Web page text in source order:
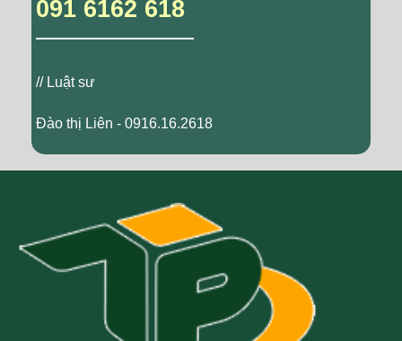
091 6162 618
// Luật sư
Đào thị Liên - 0916.16.2618